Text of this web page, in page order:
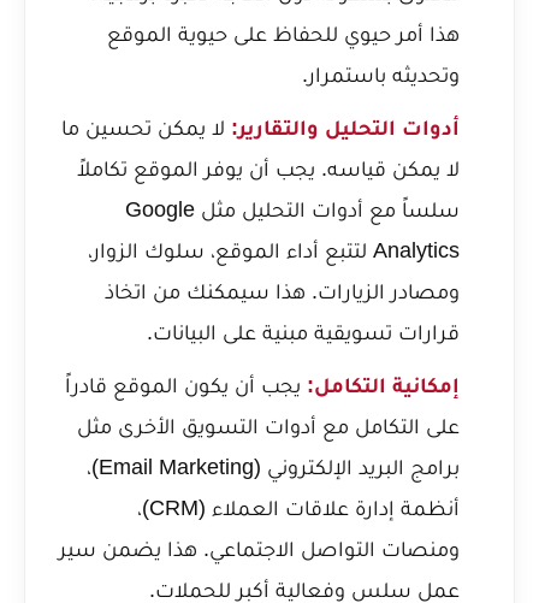
هذا أمر حيوي للحفاظ على حيوية الموقع
وتحديثه باستمرار.
أدوات التحليل والتقارير: لا يمكن تحسين ما
لا يمكن قياسه. يجب أن يوفر الموقع تكاملاً
سلساً مع أدوات التحليل مثل Google
Analytics لتتبع أداء الموقع، سلوك الزوار،
ومصادر الزيارات. هذا سيمكنك من اتخاذ
قرارات تسويقية مبنية على البيانات.
إمكانية التكامل: يجب أن يكون الموقع قادراً
على التكامل مع أدوات التسويق الأخرى مثل
برامج البريد الإلكتروني (Email Marketing)،
أنظمة إدارة علاقات العملاء (CRM)،
ومنصات التواصل الاجتماعي. هذا يضمن سير
عمل سلس وفعالية أكبر للحملات.